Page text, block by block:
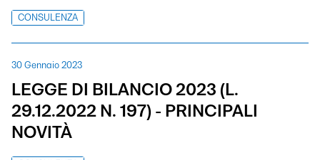
CONSULENZA
30 Gennaio 2023
LEGGE DI BILANCIO 2023 (L.
29.12.2022 N. 197) - PRINCIPALI
NOVITÀ